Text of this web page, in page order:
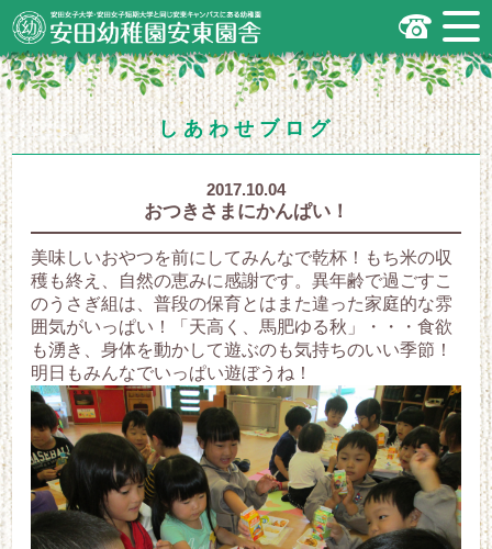
広島市安佐南区の安田幼稚園安東園舎
｜安田女子大学・安田女子短期大学と
同じ安東キャンパスにある幼稚園
.
安田女子大学・安田女子短期大学と同じ
安東キャンパスにある幼稚園
しあわせブログ
2017.10.04
おつきさまにかんぱい！
美味しいおやつを前にしてみんなで乾杯！もち米の収
穫も終え、自然の恵みに感謝です。異年齢で過ごすこ
のうさぎ組は、普段の保育とはまた違った家庭的な雰
囲気がいっぱい！「天高く、馬肥ゆる秋」・・・食欲
も湧き、身体を動かして遊ぶのも気持ちのいい季節！
明日もみんなでいっぱい遊ぼうね！